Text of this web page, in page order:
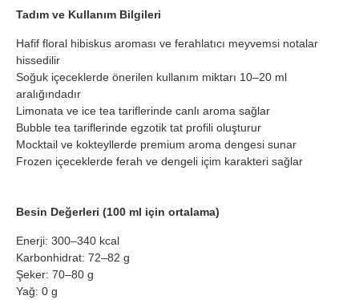
Tadım ve Kullanım Bilgileri
Hafif floral hibiskus aroması ve ferahlatıcı meyvemsi notalar
hissedilir
Soğuk içeceklerde önerilen kullanım miktarı 10–20 ml
aralığındadır
Limonata ve ice tea tariflerinde canlı aroma sağlar
Bubble tea tariflerinde egzotik tat profili oluşturur
Mocktail ve kokteyllerde premium aroma dengesi sunar
Frozen içeceklerde ferah ve dengeli içim karakteri sağlar
Besin Değerleri (100 ml için ortalama)
Enerji: 300–340 kcal
Karbonhidrat: 72–82 g
Şeker: 70–80 g
Yağ: 0 g